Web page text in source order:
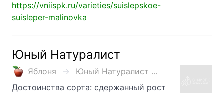
https://vniispk.ru/varieties/suislepskoe-
suisleper-malinovka
Юный Натуралист
Яблоня
Юный Натуралист ...
Достоинства сорта: сдержанный рост